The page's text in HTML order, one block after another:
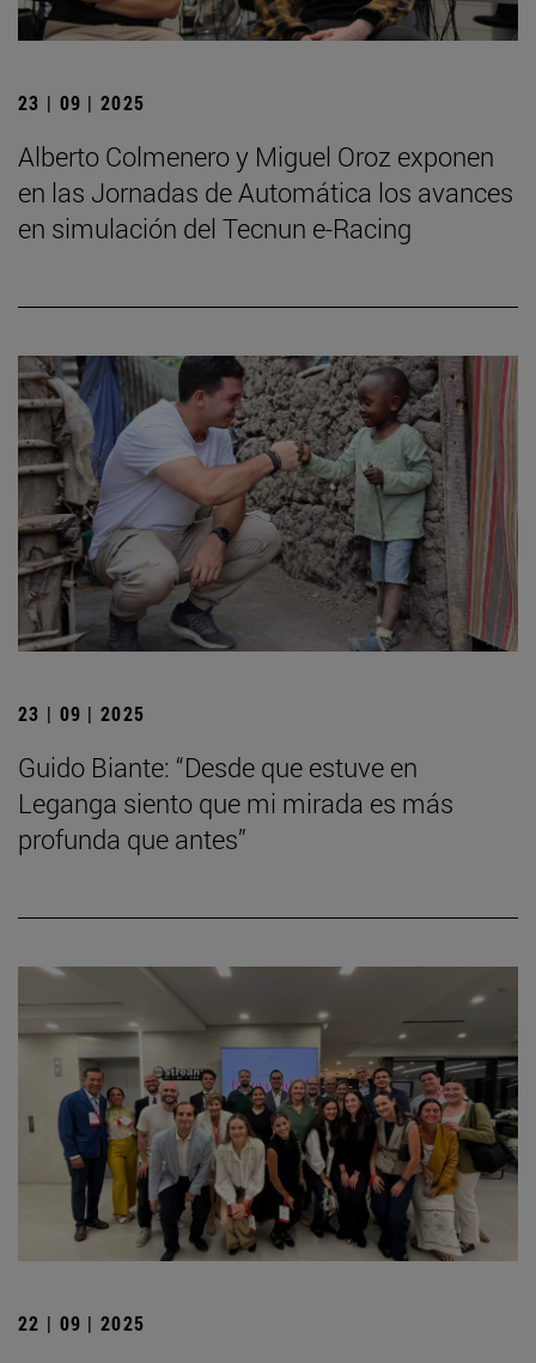
23 | 09 | 2025
Alberto Colmenero y Miguel Oroz exponen
en las Jornadas de Automática los avances
en simulación del Tecnun e-Racing
23 | 09 | 2025
Guido Biante: “Desde que estuve en
Leganga siento que mi mirada es más
profunda que antes”
22 | 09 | 2025